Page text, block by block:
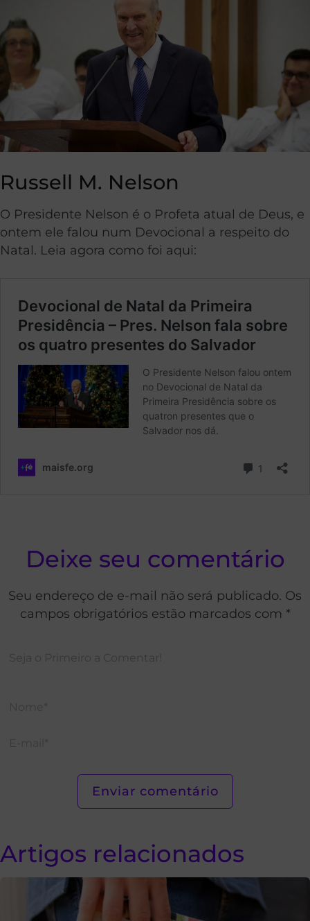
Russell M. Nelson
O Presidente Nelson é o Profeta atual de Deus, e
ontem ele falou num Devocional a respeito do
Natal. Leia agora como foi aqui:
Deixe seu comentário
Seu endereço de e-mail não será publicado. Os
campos obrigatórios estão marcados com *
Artigos relacionados